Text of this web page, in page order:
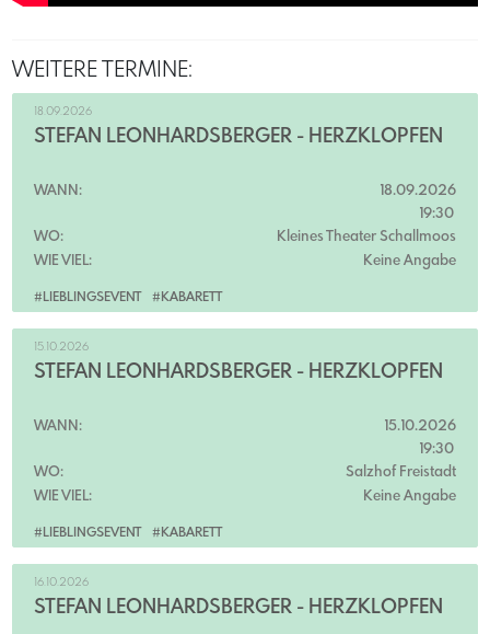
WEITERE TERMINE:
#LIEBLINGSEVENT #KABARETT
18.09.2026
STEFAN LEONHARDSBERGER - HERZKLOPFEN
WANN:
18.09.2026
19:30
WO:
Kleines Theater Schallmoos
WIE VIEL:
Keine Angabe
#LIEBLINGSEVENT #KABARETT
15.10.2026
STEFAN LEONHARDSBERGER - HERZKLOPFEN
WANN:
15.10.2026
19:30
WO:
Salzhof Freistadt
WIE VIEL:
Keine Angabe
16.10.2026
STEFAN LEONHARDSBERGER - HERZKLOPFEN